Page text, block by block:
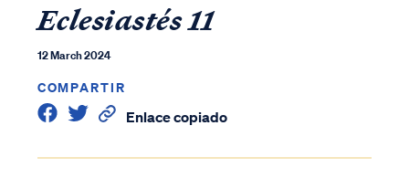
Eclesiastés 11
12 March 2024
COMPARTIR
Enlace copiado